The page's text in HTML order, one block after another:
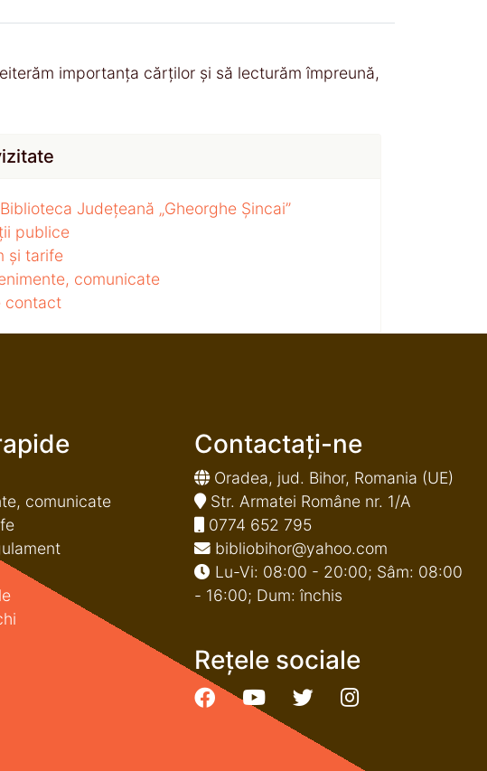
importanța cărților și să lecturăm împreună,
Județeană „Gheorghe Șincai”
publice
și tarife
comunicate
contact
comunicate
Contactați-ne
Oradea, jud. Bihor, Romania (UE)
Str. Armatei Române nr. 1/A
0774 652 795
bibliobihor@yahoo.com
Lu-Vi: 08:00 - 20:00; Sâm: 08:00
- 16:00; Dum: închis
Rețele sociale